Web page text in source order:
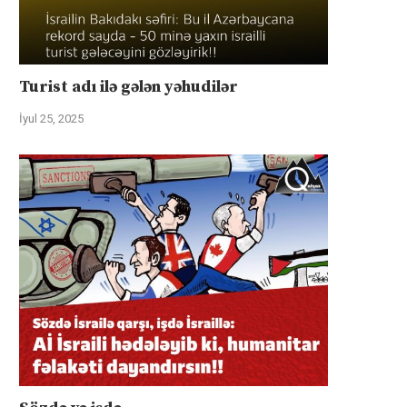
Turist adı ilə gələn yəhudilər
İyul 25, 2025